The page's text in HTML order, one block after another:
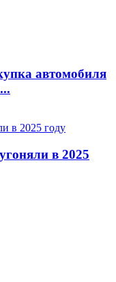
автомобиля
в 2025